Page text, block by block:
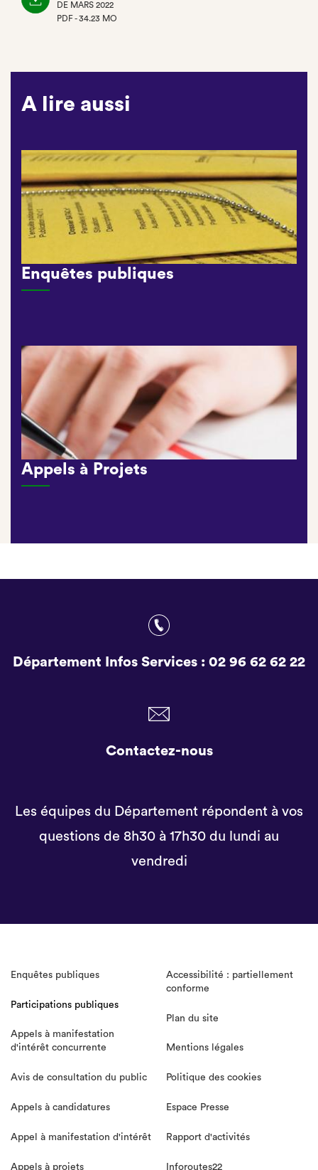
DE MARS 2022
PDF - 34.23 MO
A lire aussi
Enquêtes publiques
Appels à Projets
Département Infos Services : 02 96 62 62 22
Contactez-nous
Les équipes du Département répondent à vos
questions de 8h30 à 17h30 du lundi au
vendredi
Enquêtes publiques
Participations publiques
Appels à manifestation
d'intérêt concurrente
Avis de consultation du public
Appels à candidatures
Appel à manifestation d'intérêt
Appels à projets
Accessibilité : partiellement
conforme
Plan du site
Mentions légales
Politique des cookies
Espace Presse
Rapport d'activités
Inforoutes22